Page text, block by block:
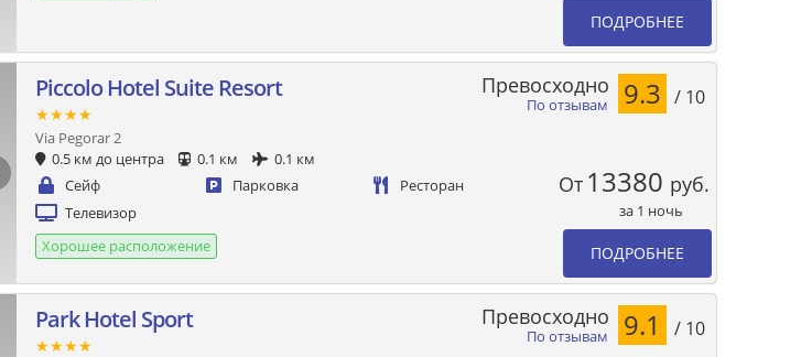
ПОДРОБНЕЕ
Piccolo Hotel Suite Resort
★★★★
Via Pegorar 2
0.5 км до центра
0.1 км
0.1 км
Сейф
Парковка
Ресторан
Телевизор
Хорошее расположение
По отзывам
Превосходно 9.3 / 10
От 13380 руб.
за 1 ночь
ПОДРОБНЕЕ
Park Hotel Sport
★★★★ По отзывам
Превосходно 9.1 / 10